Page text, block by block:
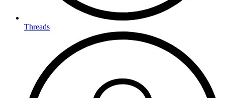
Threads